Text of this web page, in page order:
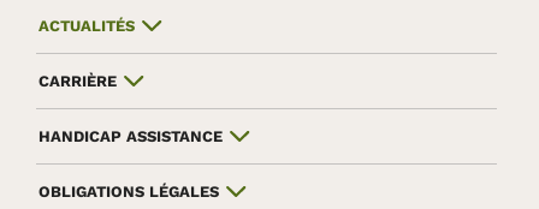
ACTUALITÉS
CARRIÈRE
HANDICAP ASSISTANCE
OBLIGATIONS LÉGALES